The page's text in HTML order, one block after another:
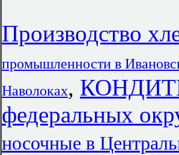
Производство
промышленности в
Наволоках,
федеральных
носочные в